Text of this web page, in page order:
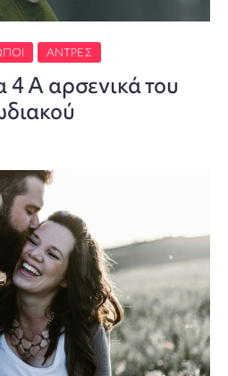
ΆΝΤΡΕΣ
4 Α αρσενικά του